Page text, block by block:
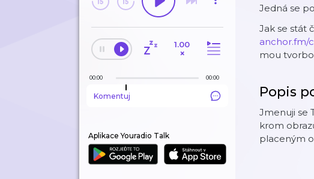
1.00
×
00:00 00:00
Komentuj
Aplikace Youradio Talk
Jedná se
Jak se stát
anchor.fm/
mou
Popis
Jmenuji se
krom
placeným